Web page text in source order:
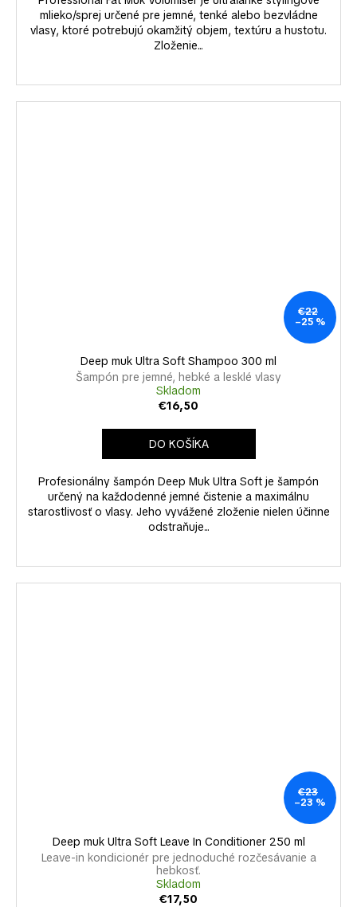
mlieko/sprej určené pre jemné, tenké alebo bezvládne
vlasy, ktoré potrebujú okamžitý objem, textúru a hustotu.
Zloženie...
€22
–25 %
Deep muk Ultra Soft Shampoo 300 ml
Šampón pre jemné, hebké a lesklé vlasy
Skladom
€16,50
DO KOŠÍKA
Profesionálny šampón Deep Muk Ultra Soft je šampón
určený na každodenné jemné čistenie a maximálnu
starostlivosť o vlasy. Jeho vyvážené zloženie nielen účinne
odstraňuje...
€23
–23 %
Deep muk Ultra Soft Leave In Conditioner 250 ml
Leave-in kondicionér pre jednoduché rozčesávanie a
hebkosť.
Skladom
€17,50